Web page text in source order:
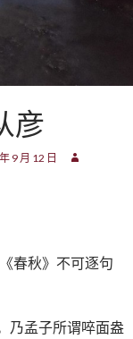
彦
9 月 12 日
春秋》不可逐句
乃孟子所谓啐面盎